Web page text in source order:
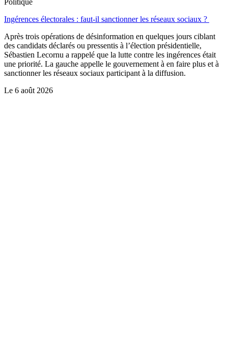
Ingérences électorales : faut-il sanctionner les réseaux sociaux ?
Après trois opérations de désinformation en quelques jours ciblant
des candidats déclarés ou pressentis à l’élection présidentielle,
Sébastien Lecornu a rappelé que la lutte contre les ingérences était
une priorité. La gauche appelle le gouvernement à en faire plus et à
sanctionner les réseaux sociaux participant à la diffusion.
Le 6 août 2026